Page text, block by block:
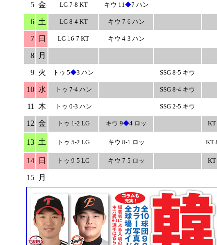
5 金 LG 7-8 KT キウ 11◆7 ハン
6 土 LG 8-4 KT キウ 7-6 ハン
7 日 LG 16-7 KT キウ 4-3 ハン
8 月
9 火 トゥ 5◆3 ハン SSG 8-5 キウ
10 水 トゥ 7-4 ハン SSG 8-4 キウ
11 木 トゥ 0-3 ハン SSG 2-5 キウ
12 金 トゥ 1-2 LG キウ 9◆4 ロッ KT
13 土 トゥ 5-2 LG キウ 8-1 ロッ KT
14 日 トゥ 9-5 LG キウ 7-5 ロッ KT
15 月